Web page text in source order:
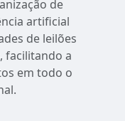
de
artificial
de leilões
facilitando a
em todo o